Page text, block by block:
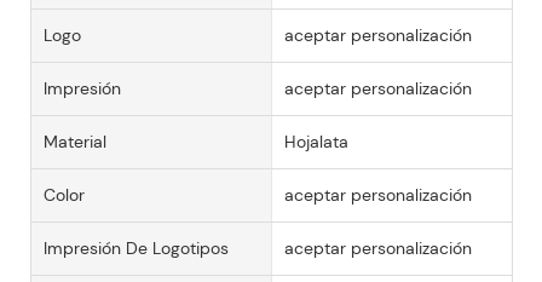
Logo aceptar personalización
Impresión aceptar personalización
Material Hojalata
Color aceptar personalización
Impresión De Logotipos aceptar personalización